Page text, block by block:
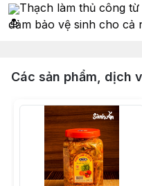
Thạch làm thủ công
đảm bảo vệ sinh cho cả
Các sản phẩm, dịch